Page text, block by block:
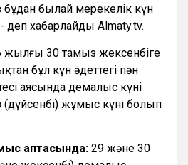
былай мерекелік күн
хабарлайды Almaty.tv.
жылғы 30 тамыз жексенбіге
бұл күн әдеттегі пән
аясында демалыс күні
жұмыс күні болып
аптасында: 29 және 30